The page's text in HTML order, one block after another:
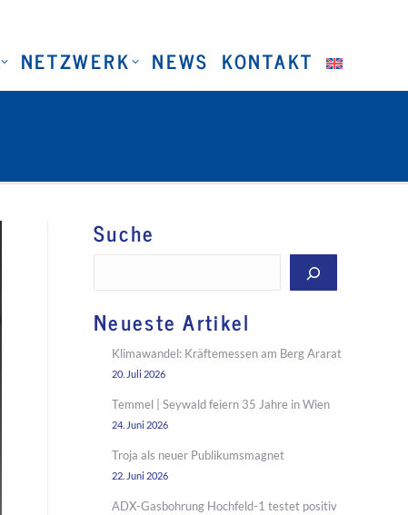
NETZWERK NEWS KONTAKT
Suche
Neueste Artikel
Klimawandel: Kräftemessen am Berg Ararat
20. Juli 2026
Temmel | Seywald feiern 35 Jahre in Wien
24. Juni 2026
Troja als neuer Publikumsmagnet
22. Juni 2026
ADX-Gasbohrung Hochfeld-1 testet positiv